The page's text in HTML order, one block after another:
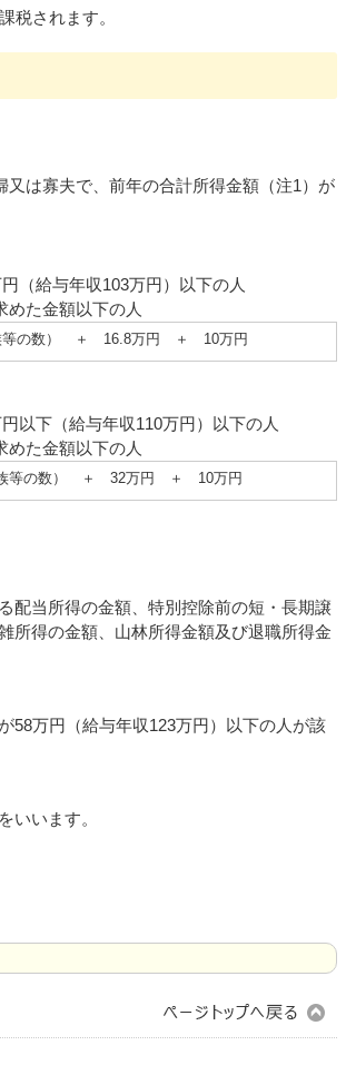
税されます。
は寡夫で、前年の合計所得金額（注1）が
（給与年収103万円）以下の人
めた金額以下の人
の数） ＋ 16.8万円 ＋ 10万円
以下（給与年収110万円）以下の人
めた金額以下の人
等の数） ＋ 32万円 ＋ 10万円
配当所得の金額、特別控除前の短・長期譲
所得の金額、山林所得金額及び退職所得金
58万円（給与年収123万円）以下の人が該
いいます。